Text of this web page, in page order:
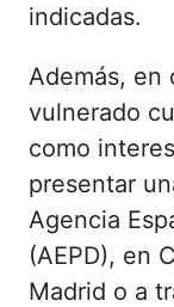
indicadas.
Además, en
vulnerado
como
presentar
Agencia
(AEPD), en
Madrid o a